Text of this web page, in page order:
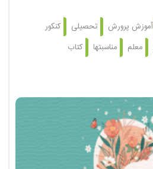
آموزش پرورش تحصیلی
کنکور
معلم مناسبتها کتاب